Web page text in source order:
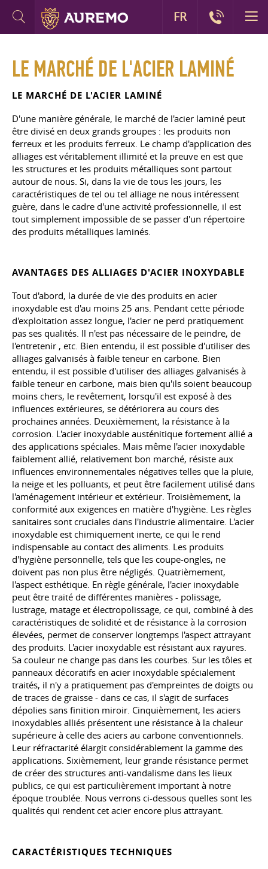
LE MARCHÉ DE L'ACIER LAMINÉ
LE MARCHÉ DE L'ACIER LAMINÉ
D'une manière générale, le marché de l'acier laminé peut
être divisé en deux grands groupes : les produits non
ferreux et les produits ferreux. Le champ d'application des
alliages est véritablement illimité et la preuve en est que
les structures et les produits métalliques sont partout
autour de nous. Si, dans la vie de tous les jours, les
caractéristiques de tel ou tel alliage ne nous intéressent
guère, dans le cadre d'une activité professionnelle, il est
tout simplement impossible de se passer d'un répertoire
des produits métalliques laminés.
AVANTAGES DES ALLIAGES D'ACIER INOXYDABLE
Tout d'abord, la durée de vie des produits en acier
inoxydable est d'au moins 25 ans. Pendant cette période
d'exploitation assez longue, l'acier ne perd pratiquement
pas ses qualités. Il n'est pas nécessaire de le peindre, de
l'entretenir , etc. Bien entendu, il est possible d'utiliser des
alliages galvanisés à faible teneur en carbone. Bien
entendu, il est possible d'utiliser des alliages galvanisés à
faible teneur en carbone, mais bien qu'ils soient beaucoup
moins chers, le revêtement, lorsqu'il est exposé à des
influences extérieures, se détériorera au cours des
prochaines années. Deuxièmement, la résistance à la
corrosion. L'acier inoxydable austénitique fortement allié a
des applications spéciales. Mais même l'acier inoxydable
faiblement allié, relativement bon marché, résiste aux
influences environnementales négatives telles que la pluie,
la neige et les polluants, et peut être facilement utilisé dans
l'aménagement intérieur et extérieur. Troisièmement, la
conformité aux exigences en matière d'hygiène. Les règles
sanitaires sont cruciales dans l'industrie alimentaire. L'acier
inoxydable est chimiquement inerte, ce qui le rend
indispensable au contact des aliments. Les produits
d'hygiène personnelle, tels que les coupe-ongles, ne
doivent pas non plus être négligés. Quatrièmement,
l'aspect esthétique. En règle générale, l'acier inoxydable
peut être traité de différentes manières - polissage,
lustrage, matage et électropolissage, ce qui, combiné à des
caractéristiques de solidité et de résistance à la corrosion
élevées, permet de conserver longtemps l'aspect attrayant
des produits. L'acier inoxydable est résistant aux rayures.
Sa couleur ne change pas dans les courbes. Sur les tôles et
panneaux décoratifs en acier inoxydable spécialement
traités, il n'y a pratiquement pas d'empreintes de doigts ou
de traces de graisse - dans ce cas, il s'agit de surfaces
dépolies sans finition miroir. Cinquièmement, les aciers
inoxydables alliés présentent une résistance à la chaleur
supérieure à celle des aciers au carbone conventionnels.
Leur réfractarité élargit considérablement la gamme des
applications. Sixièmement, leur grande résistance permet
de créer des structures anti-vandalisme dans les lieux
publics, ce qui est particulièrement important à notre
époque troublée. Nous verrons ci-dessous quelles sont les
qualités qui rendent cet acier encore plus attrayant.
CARACTÉRISTIQUES TECHNIQUES
FR